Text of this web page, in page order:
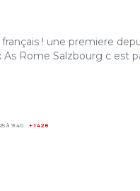
! une premiere
As Rome Salzbourg c est
à 9:40 +1428